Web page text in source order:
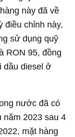
này đã về
điều chỉnh này,
sử dụng quỹ
RON 95, đồng
dầu diesel ở
nước đã có
năm 2023 sau 4
mặt hàng